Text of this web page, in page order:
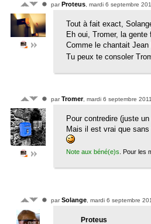
parProteus , mardi 6 septembre
Tout à fait exact,
Eh oui, Tromer, la
Comme le chantait
Tu peux te consoler
parTromer, mardi 6 septembre
Pour contredire (juste
Mais il est vrai que
Note aux béné(e)s . Pour les
parSolange , mardi 6 septembre
Proteus